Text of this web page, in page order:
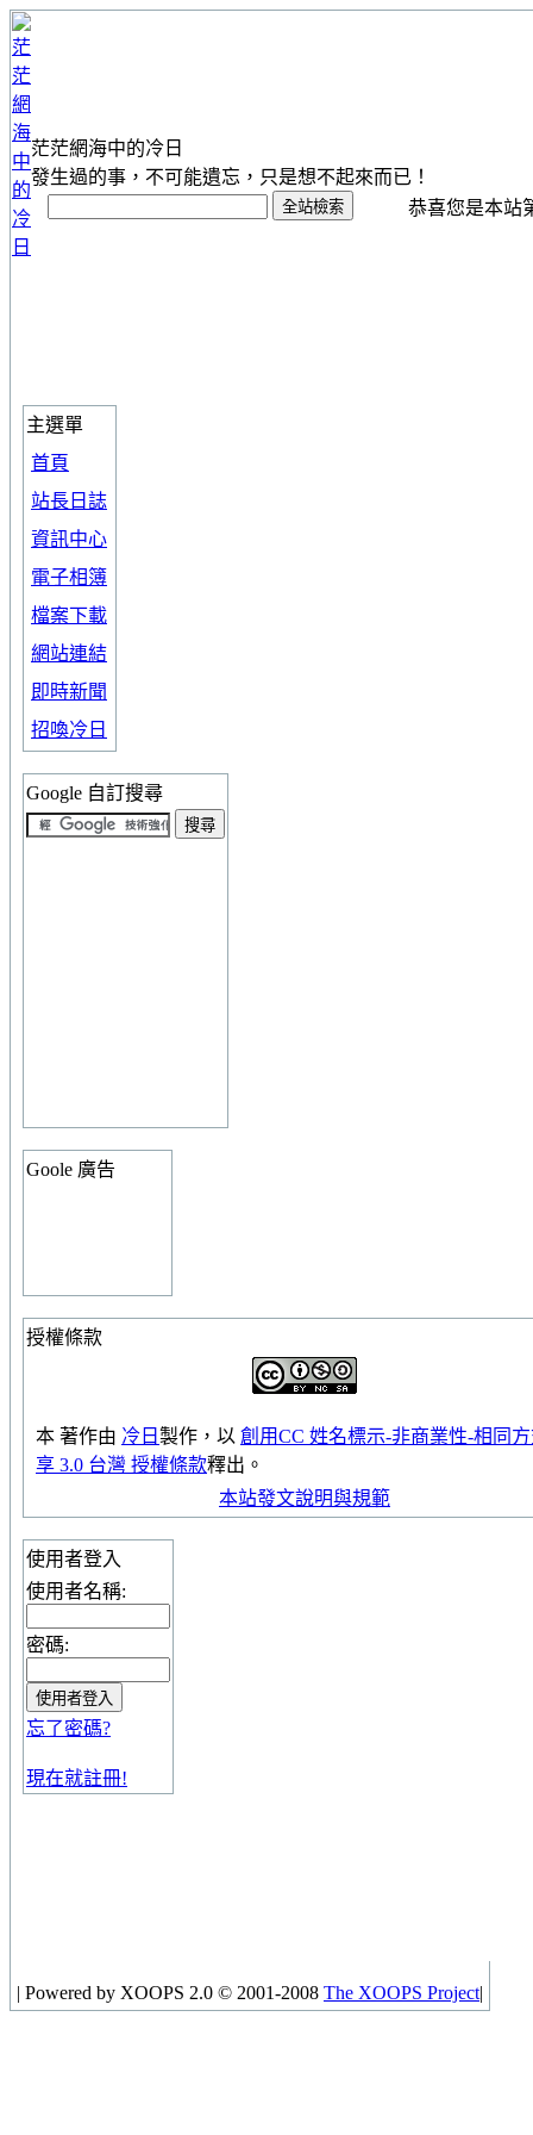
茫茫網海中的冷日
發生過的事，不可能遺忘，只是想不起來而已！
恭喜您是本站
主選單
首頁
站長日誌
資訊中心
電子相簿
檔案下載
網站連結
即時新聞
招喚冷日
Google 自訂搜尋
Goole 廣告
授權條款
本 著作由 冷日 製作，以 創用CC 姓名標示-非商業性-相同
享 3.0 台灣 授權條款釋出。
本站發文說明與規範
使用者登入
使用者名稱:
密碼:
忘了密碼?
現在就註冊!
| Powered by XOOPS 2.0 © 2001-2008 The XOOPS Project|